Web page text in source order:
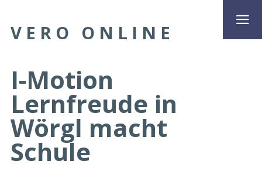
VERO ONLINE
I-Motion
Lernfreude in
Wörgl macht
Schule